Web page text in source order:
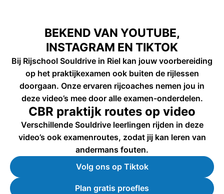
BEKEND VAN YOUTUBE,
INSTAGRAM EN TIKTOK
Bij Rijschool Souldrive in Riel kan jouw voorbereiding
op het praktijkexamen ook buiten de rijlessen
doorgaan. Onze ervaren rijcoaches nemen jou in
deze video’s mee door alle examen-onderdelen.
CBR praktijk routes op video
Verschillende Souldrive leerlingen rijden in deze
video’s ook examenroutes, zodat jij kan leren van
andermans fouten.
Volg ons op Tiktok
Plan gratis proefles